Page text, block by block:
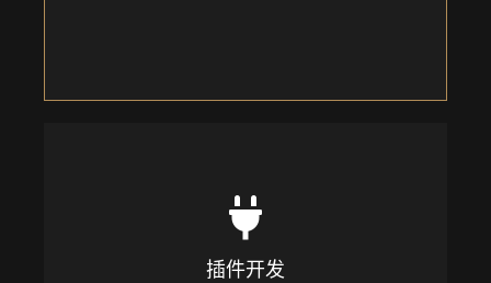
插件开发
WordPress Plugin Development
to enhance your website's functionality and user